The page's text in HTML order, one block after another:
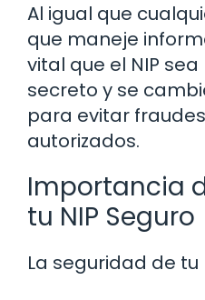
Al igual que
que maneje
vital que el NIP
secreto y se
para evitar
autorizados.
Importancia
tu NIP Seguro
La seguridad de tu